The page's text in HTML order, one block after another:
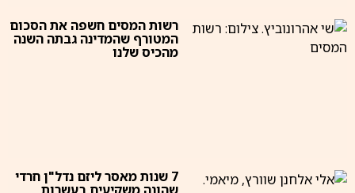
רשות המסים חשפה את הסכום
המטורף שהמדינה גבתה השנה
מהכיס שלנו
7 שנות מאסר ליזם נדל"ן חרדי